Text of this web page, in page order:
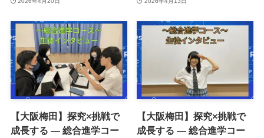
【大阪梅田】探究×挑戦で
成長する ― 総合進学コー
【大阪梅田】探究×挑戦で
成長する ― 総合進学コー